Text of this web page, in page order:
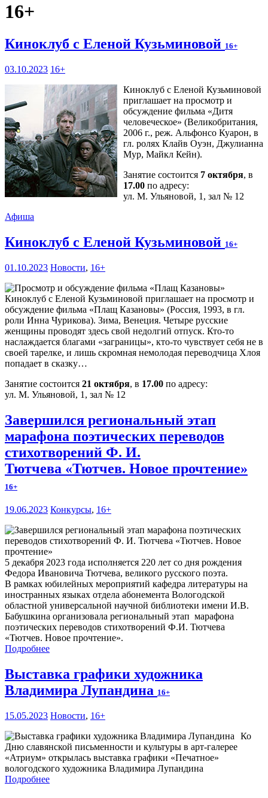
16+
Киноклуб с Еленой Кузьминовой 16+
03.10.2023 16+
Киноклуб с Еленой Кузьминовой
приглашает на просмотр и
обсуждение фильма «Дитя
человеческое» (Великобритания,
2006 г., реж. Альфонсо Куарон, в
гл. ролях Клайв Оуэн, Джулианна
Мур, Майкл Кейн).
Занятие состоится 7 октября, в
17.00 по адресу:
ул. М. Ульяновой, 1, зал № 12
Афиша
Киноклуб с Еленой Кузьминовой 16+
01.10.2023 Новости, 16+
Киноклуб с Еленой Кузьминовой приглашает на просмотр и
обсуждение фильма «Плащ Казановы» (Россия, 1993, в гл.
роли Инна Чурикова). Зима, Венеция. Четыре русские
женщины проводят здесь свой недолгий отпуск. Кто-то
наслаждается благами «заграницы», кто-то чувствует себя не в
своей тарелке, и лишь скромная немолодая переводчица Хлоя
попадает в сказку…
Занятие состоится 21 октября, в 17.00 по адресу:
ул. М. Ульяновой, 1, зал № 12
Завершился региональный этап
марафона поэтических переводов
стихотворений Ф. И.
Тютчева «Тютчев. Новое прочтение»
16+
19.06.2023 Конкурсы, 16+
5 декабря 2023 года исполняется 220 лет со дня рождения
Федора Ивановича Тютчева, великого русского поэта.
В рамках юбилейных мероприятий кафедра литературы на
иностранных языках отдела абонемента Вологодской
областной универсальной научной библиотеки имени И.В.
Бабушкина организовала региональный этап марафона
поэтических переводов стихотворений Ф.И. Тютчева
«Тютчев. Новое прочтение».
Подробнее
Выставка графики художника
Владимира Лупандина 16+
15.05.2023 Новости, 16+
Ко
Дню славянской письменности и культуры в арт-галерее
«Атриум» открылась выставка графики «Печатное»
вологодского художника Владимира Лупандина
Подробнее